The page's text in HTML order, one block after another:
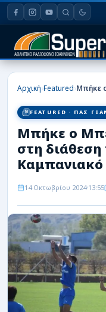
HOME
ΠΟΔΟΣΦΑΙΡΟ
ΜΠΑΣΚΕΤ
ΣΠΟΡ
ΕΙΔΗΣΕΙΣ
ΑΡΘΡΟΓΡΑΦΙΕΣ
ΡΟΗ
Αρχική›Featured›
FEATURED · ΠΑΣ
Μπήκε ο
στη
Καμπανιακό
14 Οκτωβρίου 2024 13:55